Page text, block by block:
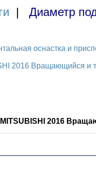
| Диаметр
оснастка и
2016 Вращающийся и
MITSUBISHI 2016